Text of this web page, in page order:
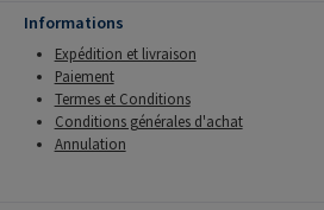
Informations
Expédition et livraison
Paiement
Termes et Conditions
Conditions générales d'achat
Annulation